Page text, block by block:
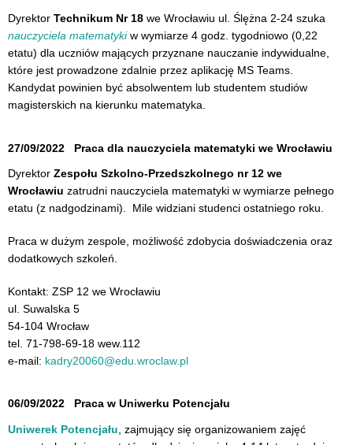
Dyrektor Technikum Nr 18 we Wrocławiu ul. Ślężna 2-24 szuka
nauczyciela matematykiw wymiarze 4 godz. tygodniowo (0,22
etatu) dla uczniów mających przyznane nauczanie indywidualne,
które jest prowadzone zdalnie przez aplikację MS Teams.
Kandydat powinien być absolwentem lub studentem studiów
magisterskich na kierunku matematyka.
27/09/2022 Praca dla nauczyciela matematyki we Wrocławiu
Dyrektor Zespołu Szkolno-Przedszkolnego nr 12 we
Wrocławiu zatrudni nauczyciela matematyki w wymiarze pełnego
etatu (z nadgodzinami). Mile widziani studenci ostatniego roku.
Praca w dużym zespole, możliwość zdobycia doświadczenia oraz
dodatkowych szkoleń.
Kontakt: ZSP 12 we Wrocławiu
ul. Suwalska 5
54-104 Wrocław
tel. 71-798-69-18 wew.112
e-mail: kadry20060@edu. wroclaw.pl
06/09/2022 Praca w Uniwerku Potencjału
Uniwerek Potencjału , zajmujący się organizowaniem zajęć